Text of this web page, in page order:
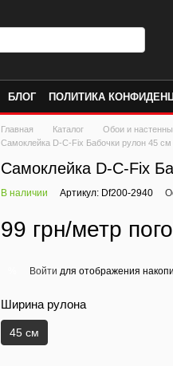
БЛОГ ПОЛИТИКА
Главная Каталог Обои и
Самоклейка D-C-Fix Бабочки рулон 45
Самоклейка D-C-Fix
В наличии Артикул: Df200-2940
99 грн/метр
Войти для отображения
Ширина рулона
45 см